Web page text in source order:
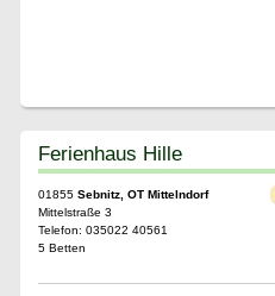
Ferienhaus Hille
01855 Sebnitz, OT Mittelndorf
Mittelstraße 3
Telefon: 035022 40561
5 Betten